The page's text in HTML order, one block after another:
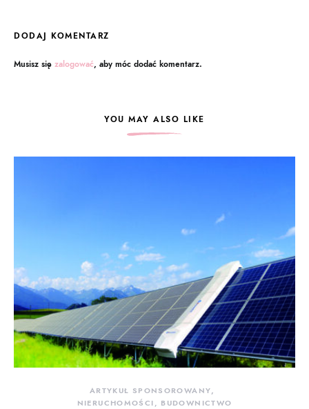
DODAJ KOMENTARZ
Musisz się zalogować, aby móc dodać komentarz.
YOU MAY ALSO LIKE
ARTYKUŁ SPONSOROWANY
NIERUCHOMOŚCI, BUDOWNICTWO